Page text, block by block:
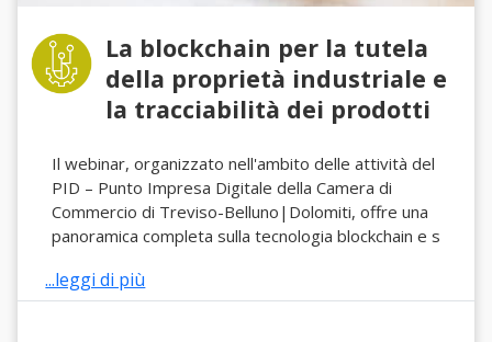
La blockchain per la tutela
della proprietà industriale e
la tracciabilità dei prodotti
Il webinar, organizzato nell'ambito delle attività del
PID – Punto Impresa Digitale della Camera di
Commercio di Treviso-Belluno|Dolomiti, offre una
panoramica completa sulla tecnologia blockchain e s
...leggi di più